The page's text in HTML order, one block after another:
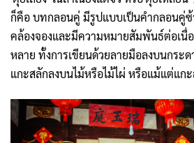
ก็คือ บทกลอนคู่ มีรูปแบบเป็นคำกลอนคู่
คล้องจองและมีความหมายสัมพันธ์ต่อเนื่
หลาย ทั้งการเขียนด้วยลายมือลงบนกระ
แกะสลักลงบนไม้หรือไม้ไผ่ หรือแม้แต่แก